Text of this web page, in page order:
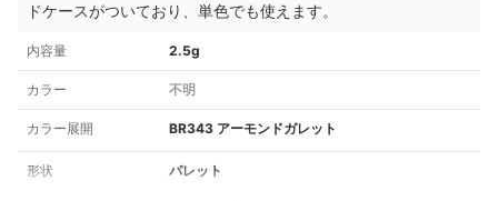
ドケースがついており、単色でも使えます。
内容量 2.5g
カラー 不明
カラー展開 BR343 アーモンドガレット
形状 パレット